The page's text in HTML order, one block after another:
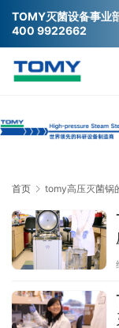
首页 tomy高压灭菌锅
TOMY灭菌设备事业
400 9922662